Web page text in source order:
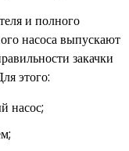
и полного
насоса выпускают
закачки
этого:
насос;